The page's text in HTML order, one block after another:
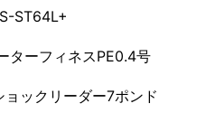
ST64L+
ターフィネスPE0.4号
ョックリーダー7ポンド